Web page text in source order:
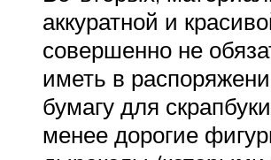
аккуратной и
совершенно не
иметь в
бумагу для
менее дорогие